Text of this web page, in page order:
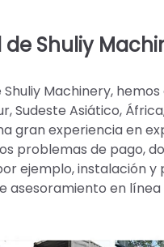
Shuliy
Machinery,
Sudeste Asiático,
gran experiencia en
problemas de pago,
ejemplo, instalación
asesoramiento en